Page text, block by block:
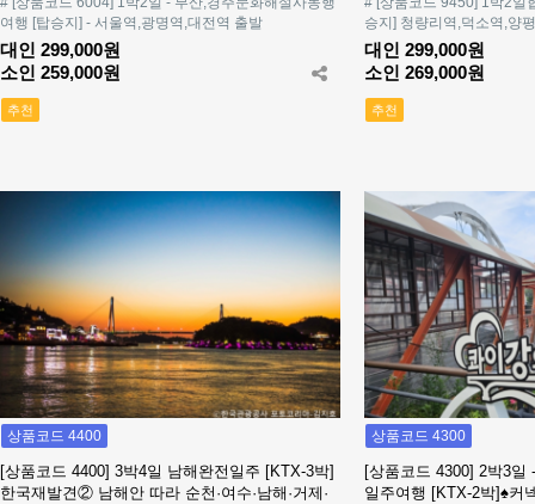
여행 [탑승지] - 서울역,광명역,대전역 출발
대인 299,000원
소인 259,000원
추천
승지] 청량리역,덕소역,양
대인 299,000원
소인 269,000원
추천
상품코드 4400
[상품코드 4400] 3박4일 남해완전일주 [KTX-3박]
한국재발견② 남해안 따라 순천·여수·남해·거제·
상품코드 4300
[상품코드 4300] 2박3
일주여행 [KTX-2박]♠커